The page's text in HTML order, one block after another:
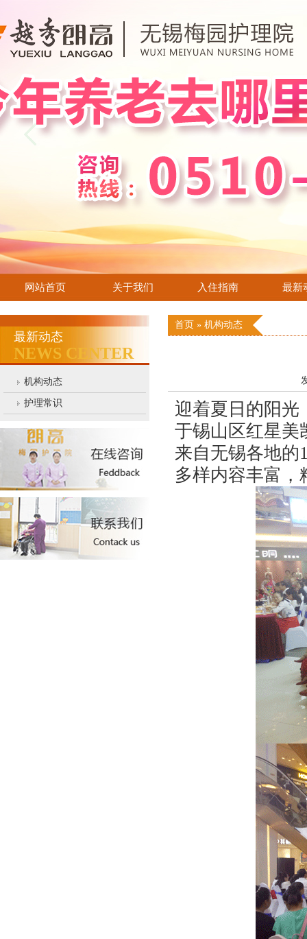
网站首页 关于我们 入住指南 最新
最新动态
NEWS CENTER
机构动态
护理常识
首页 » 机构动态
迎着夏日的阳光
于锡山区红星美
来自无锡各地的
多样内容丰富，